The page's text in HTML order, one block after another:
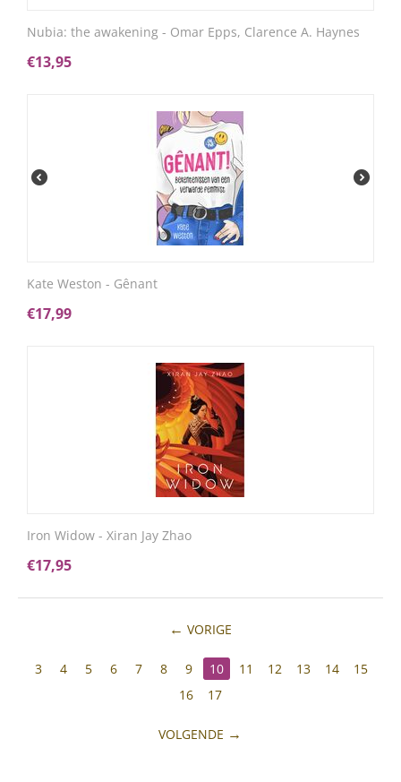
Nubia: the awakening - Omar Epps, Clarence A. Haynes
€13,95
Kate Weston - Gênant
€17,99
Iron Widow - Xiran Jay Zhao
€17,95
VORIGE
3 4 5 6 7 8 9 10 11 12 13 14
15
16
17
VOLGENDE